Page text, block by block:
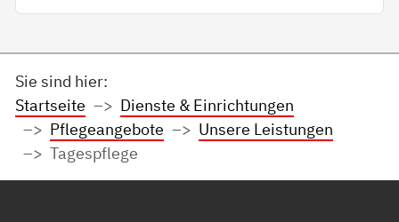
Sie sind hier:
Startseite
Dienste & Einrichtungen
Pflegeangebote
Unsere Leistungen
Tagespflege